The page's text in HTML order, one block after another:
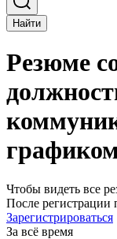
Найти
Резюме
Чтобы видеть все
После
Зарегистрироваться
За всё время